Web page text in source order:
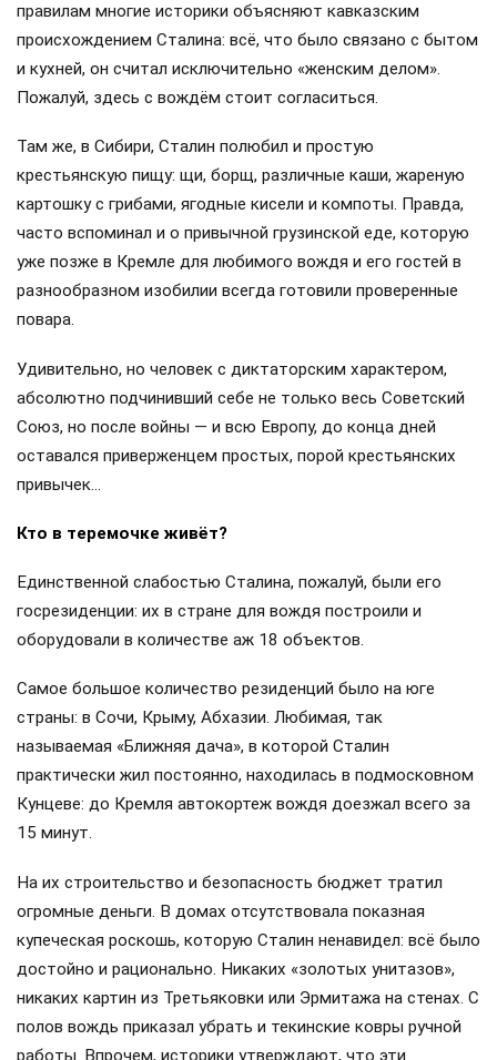
правилам многие историки объясняют кавказским
происхождением Сталина: всё, что было связано с бытом
и кухней, он считал исключительно «женским делом».
Пожалуй, здесь с вождём стоит согласиться.
Там же, в Сибири, Сталин полюбил и простую
крестьянскую пищу: щи, борщ, различные каши, жареную
картошку с грибами, ягодные кисели и компоты. Правда,
часто вспоминал и о привычной грузинской еде, которую
уже позже в Кремле для любимого вождя и его гостей в
разнообразном изобилии всегда готовили проверенные
повара.
Удивительно, но человек с диктаторским характером,
абсолютно подчинивший себе не только весь Советский
Союз, но после войны — и всю Европу, до конца дней
оставался приверженцем простых, порой крестьянских
привычек…
Кто в теремочке живёт?
Единственной слабостью Сталина, пожалуй, были его
госрезиденции: их в стране для вождя построили и
оборудовали в количестве аж 18 объектов.
Самое большое количество резиденций было на юге
страны: в Сочи, Крыму, Абхазии. Любимая, так
называемая «Ближняя дача», в которой Сталин
практически жил постоянно, находилась в подмосковном
Кунцеве: до Кремля автокортеж вождя доезжал всего за
15 минут.
На их строительство и безопасность бюджет тратил
огромные деньги. В домах отсутствовала показная
купеческая роскошь, которую Сталин ненавидел: всё было
достойно и рационально. Никаких «золотых унитазов»,
никаких картин из Третьяковки или Эрмитажа на стенах. С
полов вождь приказал убрать и текинские ковры ручной
работы. Впрочем, историки утверждают, что эти